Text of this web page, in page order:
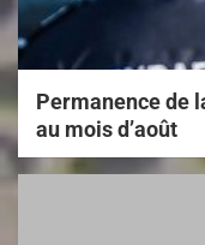
Permanence de
au mois d’août